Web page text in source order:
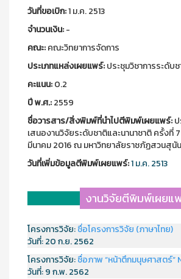
วันที่ขอเบิก:1 ม.ค. 2513
จำนวนเงิน:-
คณะ:คณะวิทยาการจัดการ
ประเภทแหล่งเผยแพร์:ประชุมวิชาการระดับ
คะแนน:0.2
ปี พ.ศ.:2559
ชื่อวารสาร/สิ่งพิมพ์ที่นำไปตีพิมพ์เผยแพร์:
เสนองานวิจัยระดับชาติและนานาชาติ ครั้งที่
มีนาคม 2016 ณ มหาวิทยาลัยราชภัฏสวนสุนั
วันที่เพิ่มข้อมูลตีพิมพ์เผยแพร์:1 ม.ค. 2513
งานวิจัยตีพิมพ์เผยแ
โครงการวิจัย:ชื่อโครงการวิจัย (ภาษาไทย)
วันที่:20 ก.ย. 2562
โครงการวิจัย:ชื่อภาพ “หน้าตึกมนุษศาสตร์”
วันที่:9 ก.พ. 2562